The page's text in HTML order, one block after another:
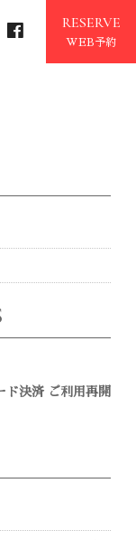
RESERVE
WEB予約
ド決済 ご利用再開